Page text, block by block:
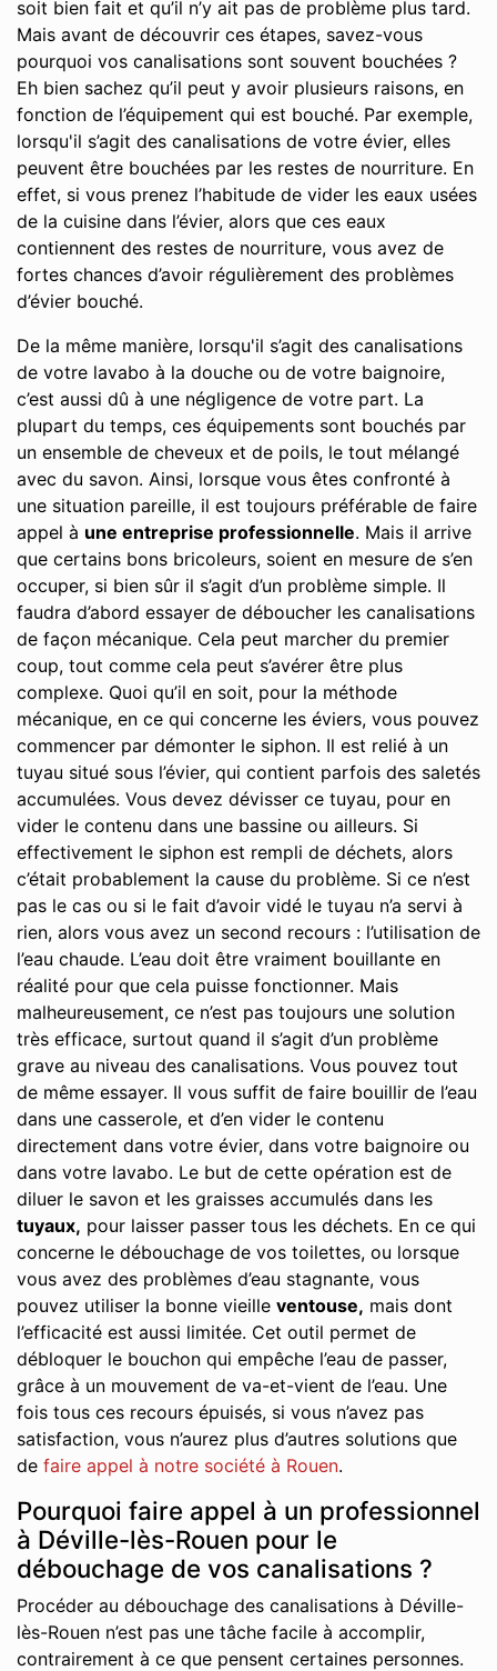
soit bien fait et qu’il n’y ait pas de problème plus tard.
Mais avant de découvrir ces étapes, savez-vous
pourquoi vos canalisations sont souvent bouchées ?
Eh bien sachez qu’il peut y avoir plusieurs raisons, en
fonction de l’équipement qui est bouché. Par exemple,
lorsqu'il s’agit des canalisations de votre évier, elles
peuvent être bouchées par les restes de nourriture. En
effet, si vous prenez l’habitude de vider les eaux usées
de la cuisine dans l’évier, alors que ces eaux
contiennent des restes de nourriture, vous avez de
fortes chances d’avoir régulièrement des problèmes
d’évier bouché.
De la même manière, lorsqu'il s’agit des canalisations
de votre lavabo à la douche ou de votre baignoire,
c’est aussi dû à une négligence de votre part. La
plupart du temps, ces équipements sont bouchés par
un ensemble de cheveux et de poils, le tout mélangé
avec du savon. Ainsi, lorsque vous êtes confronté à
une situation pareille, il est toujours préférable de faire
appel à une entreprise professionnelle. Mais il arrive
que certains bons bricoleurs, soient en mesure de s’en
occuper, si bien sûr il s’agit d’un problème simple. Il
faudra d’abord essayer de déboucher les canalisations
de façon mécanique. Cela peut marcher du premier
coup, tout comme cela peut s’avérer être plus
complexe. Quoi qu’il en soit, pour la méthode
mécanique, en ce qui concerne les éviers, vous pouvez
commencer par démonter le siphon. Il est relié à un
tuyau situé sous l’évier, qui contient parfois des saletés
accumulées. Vous devez dévisser ce tuyau, pour en
vider le contenu dans une bassine ou ailleurs. Si
effectivement le siphon est rempli de déchets, alors
c’était probablement la cause du problème. Si ce n’est
pas le cas ou si le fait d’avoir vidé le tuyau n’a servi à
rien, alors vous avez un second recours : l’utilisation de
l’eau chaude. L’eau doit être vraiment bouillante en
réalité pour que cela puisse fonctionner. Mais
malheureusement, ce n’est pas toujours une solution
très efficace, surtout quand il s’agit d’un problème
grave au niveau des canalisations. Vous pouvez tout
de même essayer. Il vous suffit de faire bouillir de l’eau
dans une casserole, et d’en vider le contenu
directement dans votre évier, dans votre baignoire ou
dans votre lavabo. Le but de cette opération est de
diluer le savon et les graisses accumulés dans les
tuyaux, pour laisser passer tous les déchets. En ce qui
concerne le débouchage de vos toilettes, ou lorsque
vous avez des problèmes d’eau stagnante, vous
pouvez utiliser la bonne vieille ventouse, mais dont
l’efficacité est aussi limitée. Cet outil permet de
débloquer le bouchon qui empêche l’eau de passer,
grâce à un mouvement de va-et-vient de l’eau. Une
fois tous ces recours épuisés, si vous n’avez pas
satisfaction, vous n’aurez plus d’autres solutions que
de faire appel à notre société à Rouen.
Pourquoi faire appel à un professionnel
à Déville-lès-Rouen pour le
débouchage de vos canalisations ?
Procéder au débouchage des canalisations à Déville-
lès-Rouen n’est pas une tâche facile à accomplir,
contrairement à ce que pensent certaines personnes.